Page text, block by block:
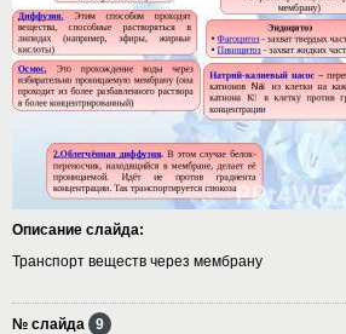
Описание слайда:
Транспорт веществ через мембрану
№ слайда 9